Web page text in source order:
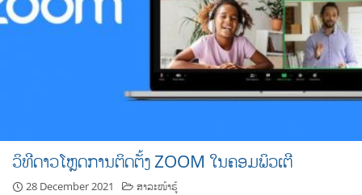
ວິທີດາວໂຫຼດການຕິດຕັ້ງ ZOOM ໃນຄອມພິວເຕີ
28 December 2021 ສາລະໜ້າຮູ້